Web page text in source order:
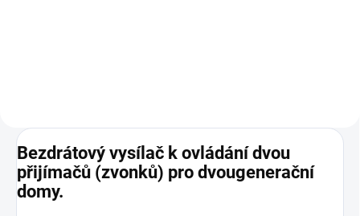
Bezdrátový vysílač k ovládání dvou
přijímačů (zvonků) pro dvougenerační
domy.